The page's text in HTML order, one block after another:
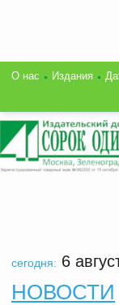
О нас Издания
сегодня: 6
НОВОСТИ